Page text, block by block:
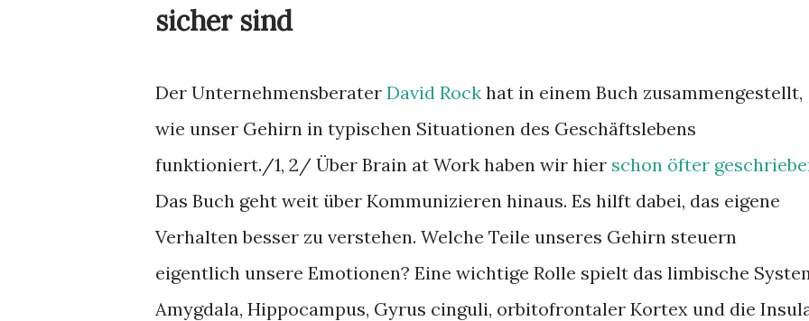
sicher sind
Der Unternehmensberater David Rock hat in einem Buch zusammengestellt,
wie unser Gehirn in typischen Situationen des Geschäftslebens
funktioniert./1, 2/ Über Brain at Work haben wir hier schon öfter
Das Buch geht weit über Kommunizieren hinaus. Es hilft dabei, das eigene
Verhalten besser zu verstehen. Welche Teile unseres Gehirn steuern
eigentlich unsere Emotionen? Eine wichtige Rolle spielt das limbische
Amygdala, Hippocampus, Gyrus cinguli, orbitofrontaler Kortex und die